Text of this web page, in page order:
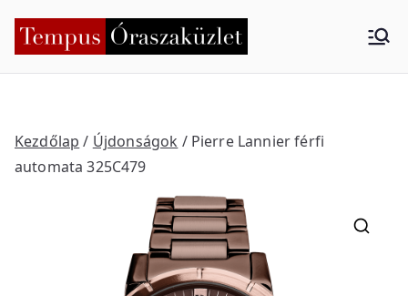
Tempus
küzlet
Kezdőlap / Újdonságok / Pierre Lannier férfi
automata 325C479